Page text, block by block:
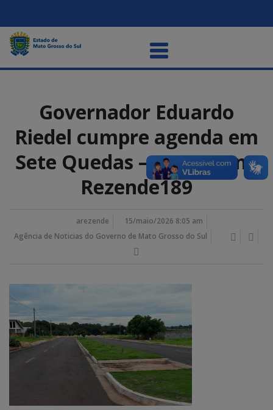
Governador Eduardo
Riedel cumpre agenda em
Sete Quedas – Foto Bruno
Rezende189
arezende
15/maio/2026 8:05 am
Agência de Noticias do Governo de Mato Grosso do Sul